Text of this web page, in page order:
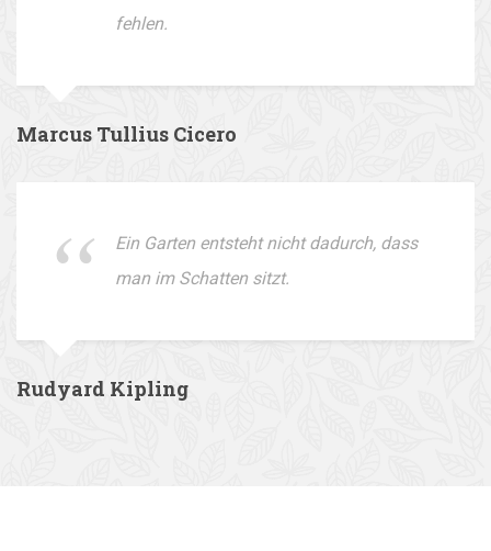
fehlen.
Marcus Tullius Cicero
Ein Garten entsteht nicht dadurch, dass
man im Schatten sitzt.
Rudyard Kipling